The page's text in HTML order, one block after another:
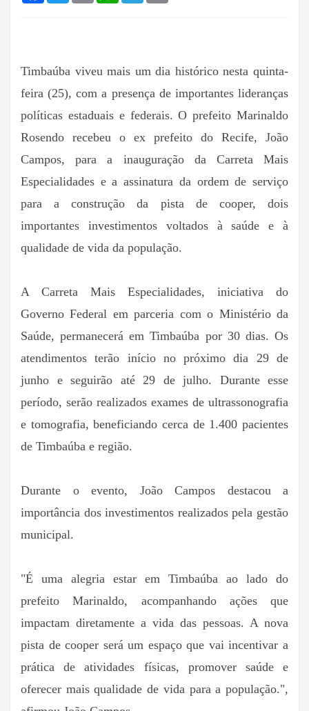
Timbaúba viveu mais um dia histórico nesta quinta-
feira (25), com a presença de importantes lideranças
políticas estaduais e federais. O prefeito Marinaldo
Rosendo recebeu o ex prefeito do Recife, João
Campos, para a inauguração da Carreta Mais
Especialidades e a assinatura da ordem de serviço
para a construção da pista de cooper, dois
importantes investimentos voltados à saúde e à
qualidade de vida da população.
A Carreta Mais Especialidades, iniciativa do
Governo Federal em parceria com o Ministério da
Saúde, permanecerá em Timbaúba por 30 dias. Os
atendimentos terão início no próximo dia 29 de
junho e seguirão até 29 de julho. Durante esse
período, serão realizados exames de ultrassonografia
e tomografia, beneficiando cerca de 1.400 pacientes
de Timbaúba e região.
Durante o evento, João Campos destacou a
importância dos investimentos realizados pela gestão
municipal.
"É uma alegria estar em Timbaúba ao lado do
prefeito Marinaldo, acompanhando ações que
impactam diretamente a vida das pessoas. A nova
pista de cooper será um espaço que vai incentivar a
prática de atividades físicas, promover saúde e
oferecer mais qualidade de vida para a população.",